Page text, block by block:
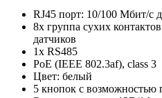
RJ45 порт: 10/100 Мбит/c
8x группа сухих
датчиков
1x RS485
PoE (IEEE 802.3af), class 3
Цвет: белый
5 кнопок с возможностью